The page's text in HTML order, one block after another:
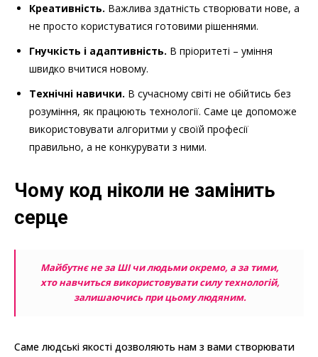
Креативність. Важлива здатність створювати нове, а
не просто користуватися готовими рішеннями.
Гнучкість і адаптивність. В пріоритеті – уміння
швидко вчитися новому.
Технічні навички. В сучасному світі не обійтись без
розуміння, як працюють технології. Саме це допоможе
використовувати алгоритми у своїй професії
правильно, а не конкурувати з ними.
Чому код ніколи не замінить
серце
Майбутнє не за ШІ чи людьми окремо, а за тими,
хто навчиться використовувати силу технологій,
залишаючись при цьому людяним.
Саме людські якості дозволяють нам з вами створювати